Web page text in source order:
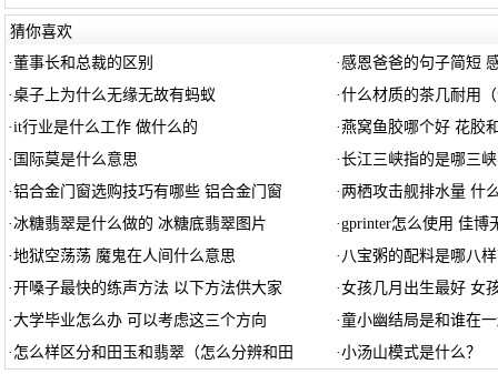
猜你喜欢
·董事长和总裁的区别 ·感恩爸爸的句子简短
·桌子上为什么无缘无故有蚂蚁 ·什么材质的茶几耐用
·it行业是什么工作 做什么的 ·燕窝鱼胶哪个好 花胶
· 国际莫是什么意思 ·长江三峡指的是哪三
·铝合金门窗选购技巧有哪些 铝合金门窗 · 两栖攻击舰排水量 什
·冰糖翡翠是什么做的 冰糖底翡翠图片 ·gprinter怎么使用 佳博
·地狱空荡荡 魔鬼在人间什么意思 · 八宝粥的配料是哪八
·开嗓子最快的练声方法 以下方法供大家 ·女孩几月出生最好 女
·大学毕业怎么办 可以考虑这三个方向 ·童小幽结局是和谁在
· 怎么样区分和田玉和翡翠（怎么分辨和田 ·小汤山模式是什么？